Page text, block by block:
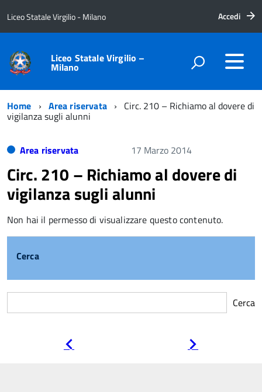
Liceo Statale Virgilio - Milano Accedi
Liceo Statale Virgilio –
Milano
Home Area riservata Circ. 210 – Richiamo al dovere di
vigilanza sugli alunni
Area riservata 17 Marzo 2014
Circ. 210 – Richiamo al dovere di
vigilanza sugli alunni
Non hai il permesso di visualizzare questo contenuto.
Cerca
Cerca